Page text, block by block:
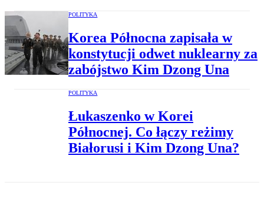
POLITYKA
Korea Północna zapisała w
konstytucji odwet nuklearny za
zabójstwo Kim Dzong Una
POLITYKA
Łukaszenko w Korei
Północnej. Co łączy reżimy
Białorusi i Kim Dzong Una?